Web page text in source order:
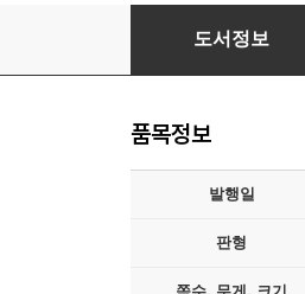
당신이 좋아지면,
도서정보
품목정보
발행일
판형